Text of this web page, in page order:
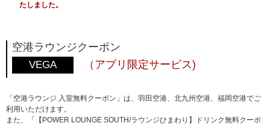
たしました。
空港ラウンジクーポン
VEGA （アプリ限定サービス)
「空港ラウンジ 入室無料クーポン」は、羽田空港、北九州空港、福岡空港でご
利用いただけます。
また、「【POWER LOUNGE SOUTH/ラウンジひまわり】ドリンク無料クーポ